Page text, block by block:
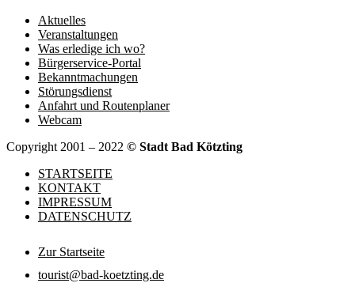
Aktuelles
Veranstaltungen
Was erledige ich wo?
Bürgerservice-Portal
Bekanntmachungen
Störungsdienst
Anfahrt und Routenplaner
Webcam
Copyright 2001 – 2022 © Stadt Bad Kötzting
STARTSEITE
KONTAKT
IMPRESSUM
DATENSCHUTZ
Zur Startseite
tourist@bad-koetzting.de